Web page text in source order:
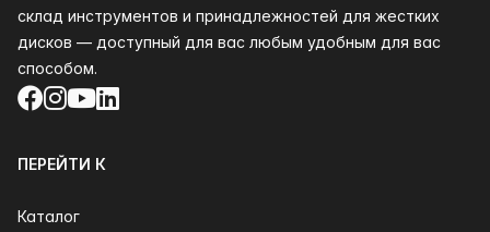
склад инструментов и принадлежностей для жестких
дисков — доступный для вас любым удобным для вас
способом.
Facebook
Instagram
YouTube
LinkedIn
ПЕРЕЙТИ К
Каталог